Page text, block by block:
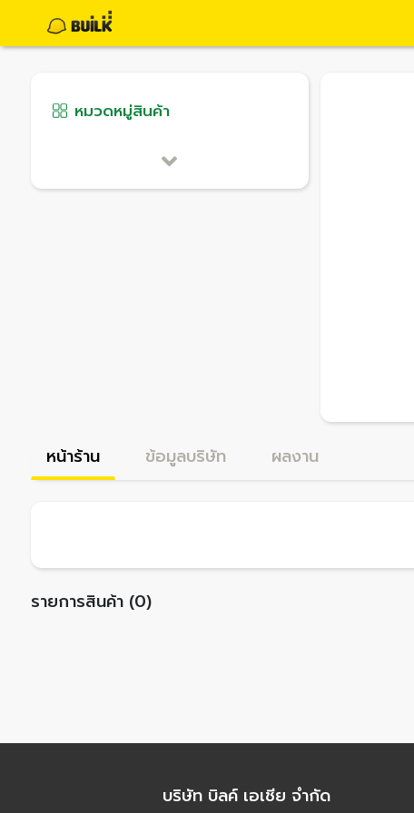
หมวดหมู่สินค้า
หน้าร้าน ข้อมูลบริษัท ผลงาน
รายการสินค้า (0)
บริษัท บิลค์ เอเชีย จำกัด